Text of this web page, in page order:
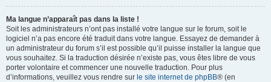
Ma langue n’apparaît pas dans la liste !
Soit les administrateurs n’ont pas installé votre langue sur le forum, soit le
logiciel n’a pas encore été traduit dans votre langue. Essayez de demander à
un administrateur du forum s’il est possible qu’il puisse installer la langue que
vous souhaitez. Si la traduction désirée n’existe pas, vous êtes libre de vous
porter volontaire et commencer une nouvelle traduction. Pour plus
d’informations, veuillez vous rendre sur le site internet de phpBB® (en